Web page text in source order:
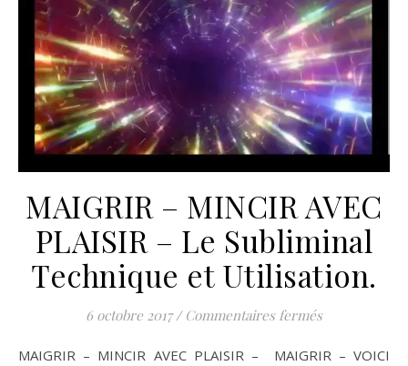
MAIGRIR – MINCIR AVEC
PLAISIR – Le Subliminal
Technique et Utilisation.
6 octobre 2017 / Commentaires ferméssur MAIGRIR
MAIGRIR – MINCIR AVEC PLAISIR – MAIGRIR – VOICI